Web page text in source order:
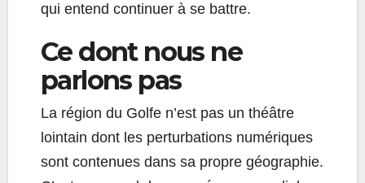
qui entend continuer à se battre.
Ce dont nous ne
parlons pas
La région du Golfe n’est pas un théâtre
lointain dont les perturbations numériques
sont contenues dans sa propre géographie.